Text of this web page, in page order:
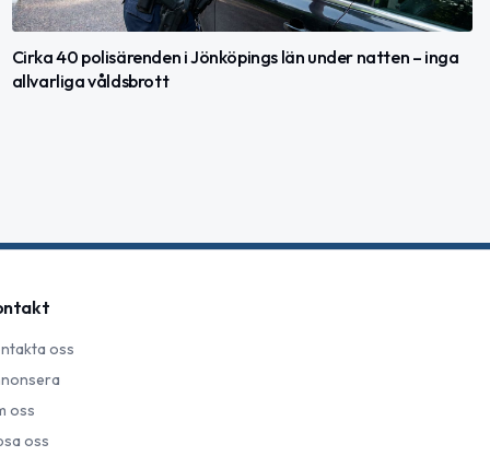
Cirka 40 polisärenden i Jönköpings län under natten – inga
allvarliga våldsbrott
oss
oss
oss